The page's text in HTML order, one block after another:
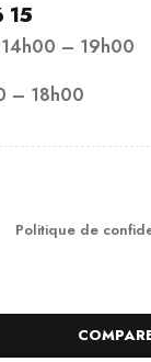
15
– 19h00
– 18h00
Politique de